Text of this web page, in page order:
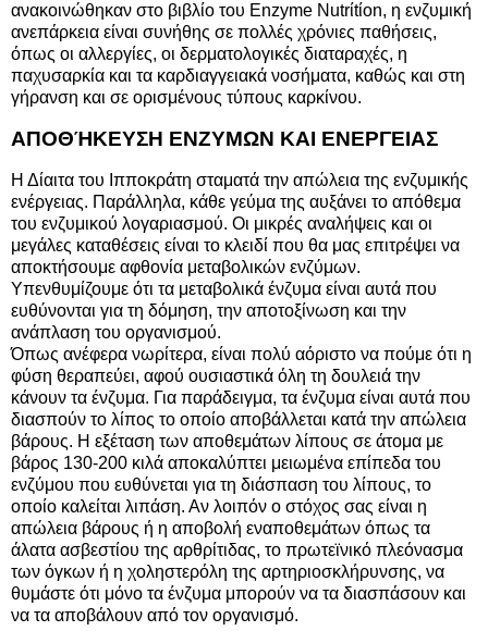
ανακοινώθηκαν στο βιβλίο του Enzyme Nutrίtίon, η ενζυμική
ανεπάρκεια είναι συνήθης σε πολλές χρόνιες παθήσεις,
όπως οι αλλεργίες, οι δερματολογικές διαταραχές, η
παχυσαρκία και τα καρδιαγγειακά νοσήματα, καθώς και στη
γήρανση και σε ορισμένους τύπους καρκίνου.
ΑΠΟΘΉΚΕΥΣΗ ΕΝΖΥΜΩΝ ΚΑΙ ΕΝΕΡΓΕΙΑΣ
Η Δίαιτα του Ιπποκράτη σταματά την απώλεια της ενζυμικής
ενέργειας. Παράλληλα, κάθε γεύμα της αυξάνει το απόθεμα
του ενζυμικού λογαριασμού. Οι μικρές αναλήψεις και οι
μεγάλες καταθέσεις είναι το κλειδί που θα μας επιτρέψει να
αποκτήσουμε αφθονία μεταβολικών ενζύμων.
Υπενθυμίζουμε ότι τα μεταβολικά ένζυμα είναι αυτά που
ευθύνονται για τη δόμηση, την αποτοξίνωση και την
ανάπλαση του οργανισμού.
Όπως ανέφερα νωρίτερα, είναι πολύ αόριστο να πούμε ότι η
φύση θεραπεύει, αφού ουσιαστικά όλη τη δουλειά την
κάνουν τα ένζυμα. Για παράδειγμα, τα ένζυμα είναι αυτά που
διασπούν το λίπος το οποίο αποβάλλεται κατά την απώλεια
βάρους. Η εξέταση των αποθεμάτων λίπους σε άτομα με
βάρος 130-200 κιλά αποκαλύπτει μειωμένα επίπεδα του
ενζύμου που ευθύνεται για τη διάσπαση του λίπους, το
οποίο καλείται λιπάση. Αν λοιπόν ο στόχος σας είναι η
απώλεια βάρους ή η αποβολή εναποθεμάτων όπως τα
άλατα ασβεστίου της αρθρίτιδας, το πρωτεϊνικό πλεόνασμα
των όγκων ή η χοληστερόλη της αρτηριοσκλήρυνσης, να
θυμάστε ότι μόνο τα ένζυμα μπορούν να τα διασπάσουν και
να τα αποβάλουν από τον οργανισμό.